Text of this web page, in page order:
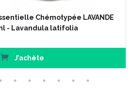
Chémotypée LAVANDE
- Lavandula latifolia
J’achète